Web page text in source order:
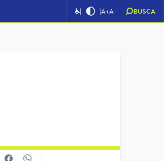
♿| |A+A- BUSCA